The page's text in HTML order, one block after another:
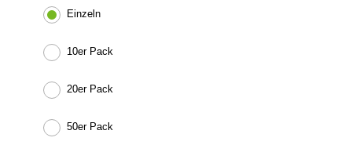
Einzeln
10er Pack
20er Pack
50er Pack